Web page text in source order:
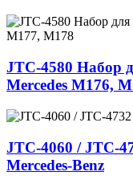
JTC-4580 Набор
Mercedes M176,
JTC-4060 / JTC-
Mercedes-Benz